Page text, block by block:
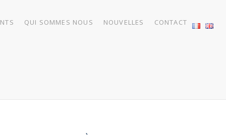
QUI SOMMES NOUS NOUVELLES CONTACT